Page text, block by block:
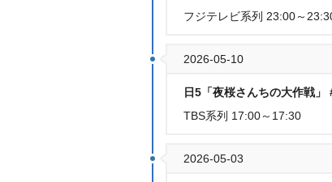
フジテレビ系列 23:00～
2026-05-10
日5「夜桜さんちの大作戦」
TBS系列 17:00～17:30
2026-05-03